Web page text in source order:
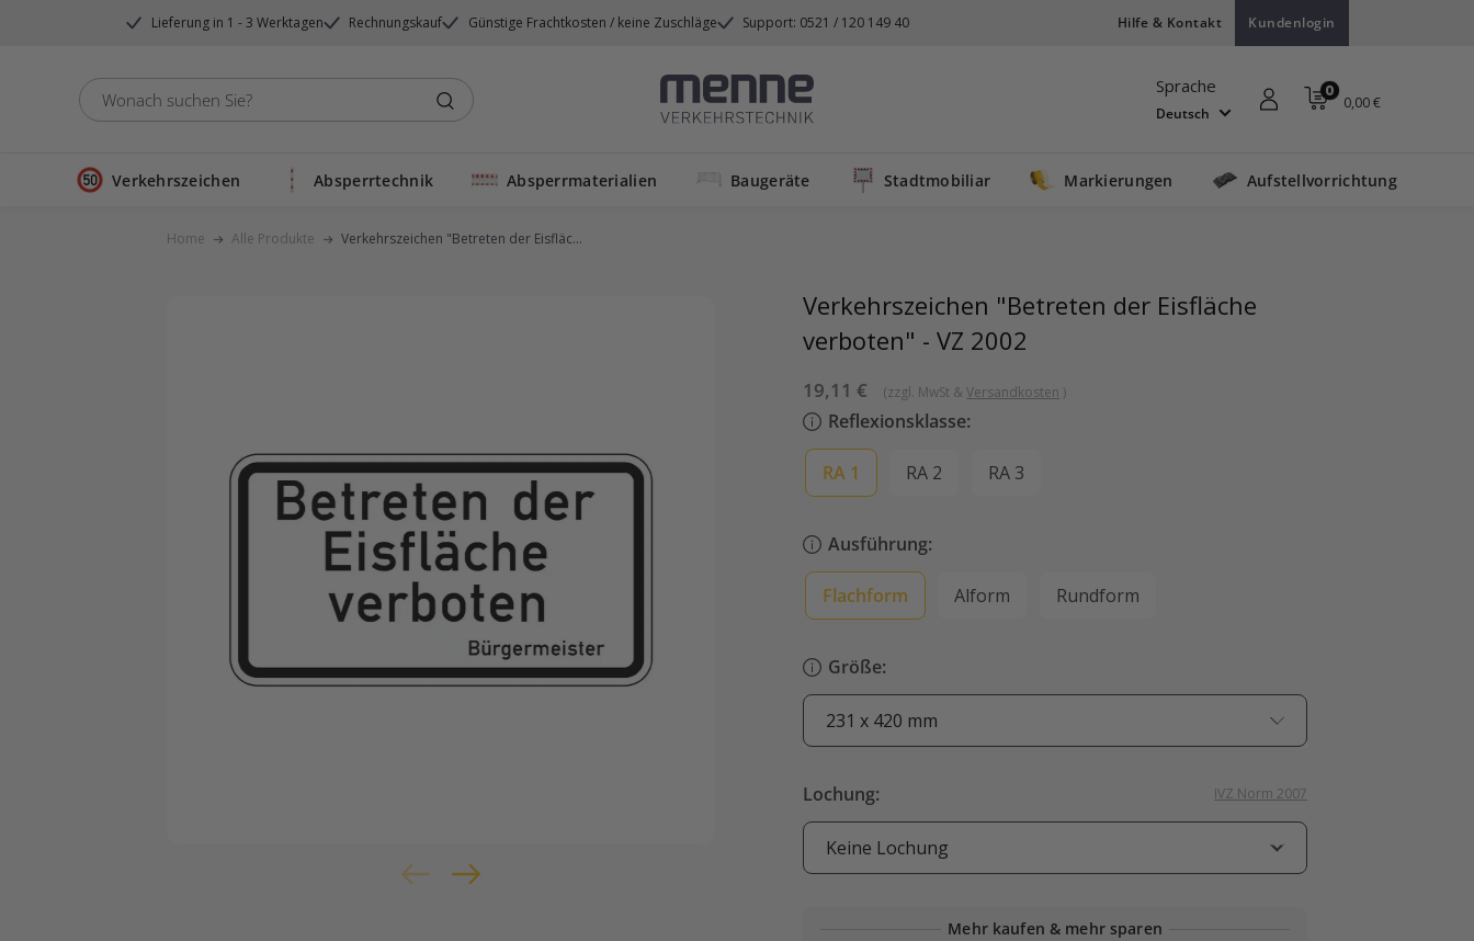
Lieferung in 1 - 3 Werktagen Rechnungskauf Günstige Frachtkosten / keine Zuschläge Support: 0521 / 120 149 40 Hilfe & Kontakt Kundenlogin
Menne
Verkehrstechnik
Sprache
Deutsch
0
0,00 €
Verkehrszeichen Absperrtechnik Absperrmaterialien Baugeräte Stadtmobiliar Markierungen Aufstellvorrichtung
Home Alle Produkte Verkehrszeichen "Betreten der Eisfläc...
Verkehrszeichen "Betreten der Eisfläche
verboten" - VZ 2002
Sonderpreis
19,11 € (zzgl. MwSt &Versandkosten )
Reflexionsklasse:
RA 1 RA 2 RA 3
Ausführung:
Flachform Alform Rundform
Größe:
Lochung: IVZ Norm 2007
Mehr kaufen & mehr sparen